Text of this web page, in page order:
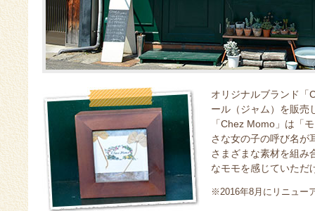
オリジナルブランド「
ール（ジャム）を販売
「Chez Momo」は「
さな女の子の呼び名が
さまざまな素材を組み
なモモを感じていただ
※2016年8月にリニュー